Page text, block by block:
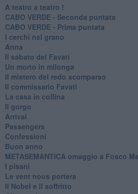
A teatro a teatro !
CABO VERDE - Seconda puntata
CABO VERDE - Prima puntata
I cerchi nel grano
Anna
Il sabato del Favati
Un morto in milonga
Il mistero del redo scomparso
Il commissario Favati
La casa in collina
Il gorgo
Arrival
Passengers
Confessioni
Buon anno
METASEMANTICA omaggio a Fosco
I pisani
Le vent nous portera
Il Nobel e il soffritto